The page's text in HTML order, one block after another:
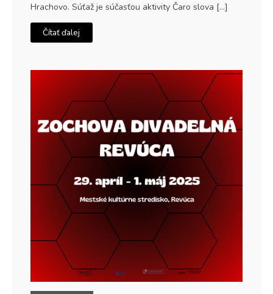
Hrachovo. Súťaž je súčasťou aktivity Čaro slova […]
Čítať ďalej